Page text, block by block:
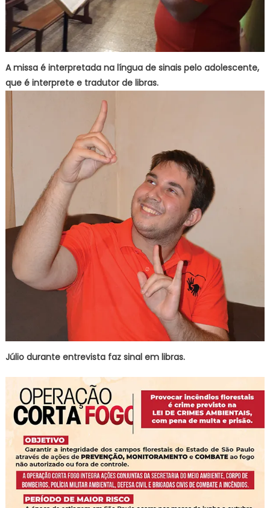
A missa é interpretada na língua de sinais pelo adolescente,
que é interprete e tradutor de libras.
Júlio durante entrevista faz sinal em libras.